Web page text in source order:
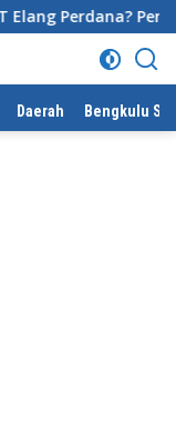
Pengurus
Daerah Bengkulu